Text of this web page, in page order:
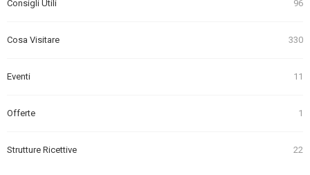
Consigli Utili 96
Cosa Visitare 330
Eventi 11
Offerte 1
Strutture Ricettive 22